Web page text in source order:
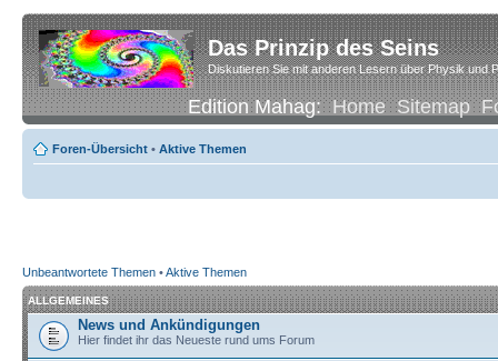
Das Prinzip des Seins
Diskutieren Sie mit anderen Lesern über Physik und
Edition Mahag:Home Sitemap
Foren-Übersicht • Aktive Themen
Unbeantwortete Themen •Aktive Themen
ALLGEMEINES
News und Ankündigungen
Hier findet ihr das Neueste rund ums Forum